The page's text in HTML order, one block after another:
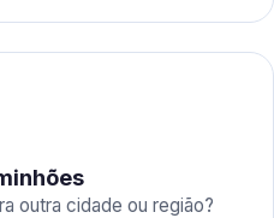
outra cidade ou região?